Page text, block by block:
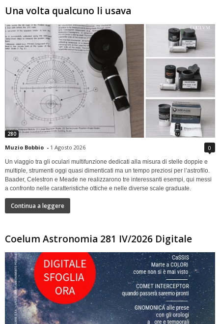
Una volta qualcuno li usava
280
Muzio Bobbio - 1 Agosto 2026 0
Un viaggio tra gli oculari multifunzione dedicati alla misura di stelle doppie e
multiple, strumenti oggi quasi dimenticati ma un tempo preziosi per l’astrofilo.
Baader, Celestron e Meade ne realizzarono tre interessanti esempi, qui messi
a confronto nelle caratteristiche ottiche e nelle diverse scale graduate.
Continua a leggere
Coelum Astronomia 281 IV/2026 Digitale